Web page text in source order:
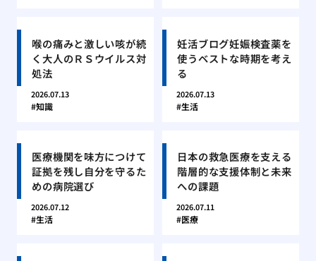
喉の痛みと激しい咳が続
く大人のＲＳウイルス対
処法
2026.07.13
知識
妊活ブログ妊娠検査薬を
使うベストな時期を考え
る
2026.07.13
生活
医療機関を味方につけて
証拠を残し自分を守るた
めの病院選び
2026.07.12
生活
日本の救急医療を支える
階層的な支援体制と未来
への課題
2026.07.11
医療